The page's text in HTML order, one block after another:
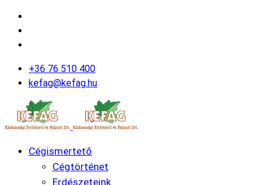
+36 76 510 400
kefag@kefag.hu
Cégismertető
Cégtörténet
Erdészeteink